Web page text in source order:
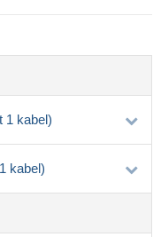
1 kabel)
kabel)